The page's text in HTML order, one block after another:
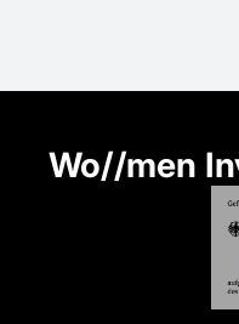
Wo//men